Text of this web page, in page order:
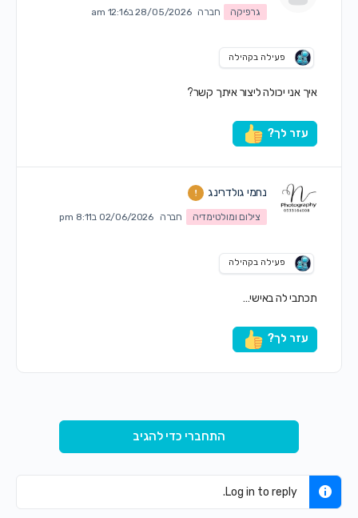
גרפיקה חברה 28/05/2026 ב12:16 am
פעילה בקהילה
איך אני יכולה ליצור איתך קשר?
עזר לך?
נחמי גולדרינג
צילום ומולטימדיה חברה 02/06/2026 ב8:11 pm
פעילה בקהילה
תכתבי לה באישי…
עזר לך?
התחברי כדי להגיב
Log in to reply.